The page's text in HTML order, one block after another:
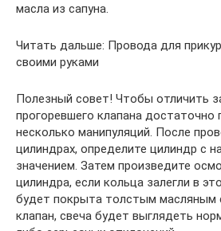
масла из сапуна.
Читать дальше: Провода для
своими руками
Полезный совет! Чтобы отличить
прогоревшего клапана достаточно
несколько манипуляций. После
цилиндрах, определите цилиндр с
значением. Затем произведите
цилиндра, если кольца залегли в
будет покрыта толстым масляным
клапан, свеча будет выглядеть